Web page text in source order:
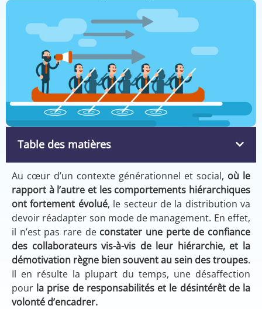
Table des matières
Au cœur d’un contexte générationnel et social, où le
rapport à l’autre et les comportements hiérarchiques
ont fortement évolué, le secteur de la distribution va
devoir réadapter son mode de management. En effet,
il n’est pas rare de constater une perte de confiance
des collaborateurs vis-à-vis de leur hiérarchie, et la
démotivation règne bien souvent au sein des troupes.
Il en résulte la plupart du temps, une désaffection
pour la prise de responsabilités et le désintérêt de la
volonté d’encadrer.